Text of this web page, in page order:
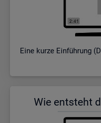
Eine kurze Ein­füh­rung
Wie ent­steht